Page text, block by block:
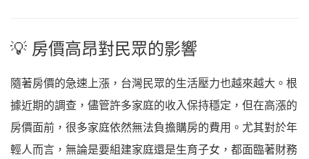
💡 房價高昂對民眾的影響
隨著房價的急速上漲，台灣民眾的生活壓力也越來越大。根
據近期的調查，儘管許多家庭的收入保持穩定，但在高漲的
房價面前，很多家庭依然無法負擔購房的費用。尤其對於年
輕人而言，無論是要組建家庭還是生育子女，都面臨著財務